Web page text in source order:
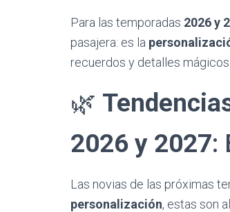
​Para las temporadas 2026 y
pasajera: es la
recuerdos y detalles
​🌿
2026 y 2027:
​Las novias de las próximas
personalización, estas son